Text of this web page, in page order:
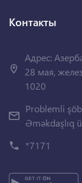
Контакты
Адрес:
28 мая,
1020
Problemli
Əməkdaşlıq
*7171